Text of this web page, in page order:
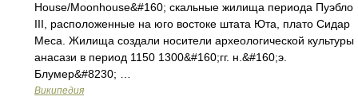
House/Moonhouse&#160; скальные жилища периода Пуэбло
III, расположенные на юго востоке штата Юта, плато Сидар
Меса. Жилища создали носители археологической культуры
анасази в период 1150 1300&#160;гг. н.&#160;э.
Блумер&#8230; …
Википедия